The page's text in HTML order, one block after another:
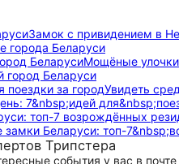
Замок с привидением в
БеларусиМощёные
поездки за городУвидеть
топ-7 возрождённых
Трипстера
события у вас в почте